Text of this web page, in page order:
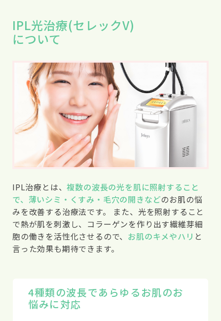
IPL光治療(セレックV)
について
IPL治療とは、複数の波長の光を肌に照射すること
で、薄いシミ・くすみ・毛穴の開きなどのお肌の悩
みを改善する治療法です。 また、光を照射すること
で熱が肌を刺激し、コラーゲンを作り出す繊維芽細
胞の働きを活性化させるので、 お肌のキメやハリ と
言った効果も期待できます。
4種類の波長であらゆるお肌のお
悩みに対応